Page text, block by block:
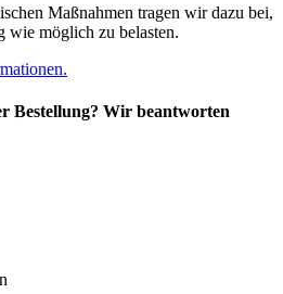
Maßnahmen tragen wir dazu bei,
möglich zu belasten.
Bestellung? Wir beantworten